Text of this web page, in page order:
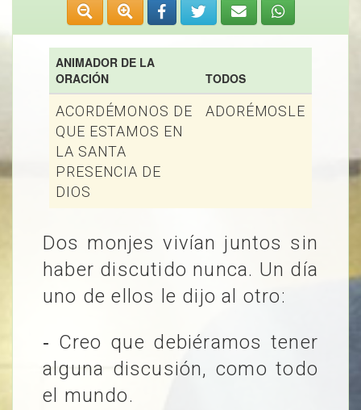
ANIMADOR DE LA
ORACIÓN
TODOS
ACORDÉMONOS DE
QUE ESTAMOS EN
LA SANTA
PRESENCIA DE
DIOS
ADORÉMOSLE
Dos monjes vivían juntos sin
haber discutido nunca. Un día
uno de ellos le dijo al otro:
‐ Creo que debiéramos tener
alguna discusión, como todo
el mundo.